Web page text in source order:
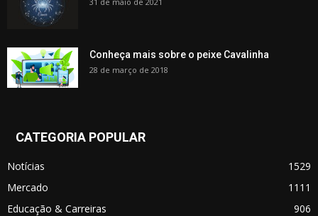
Conheça mais sobre o peixe Cavalinha
28 de março de 2018
CATEGORIA POPULAR
Notícias
1529
Mercado
1111
Educação & Carreiras
906